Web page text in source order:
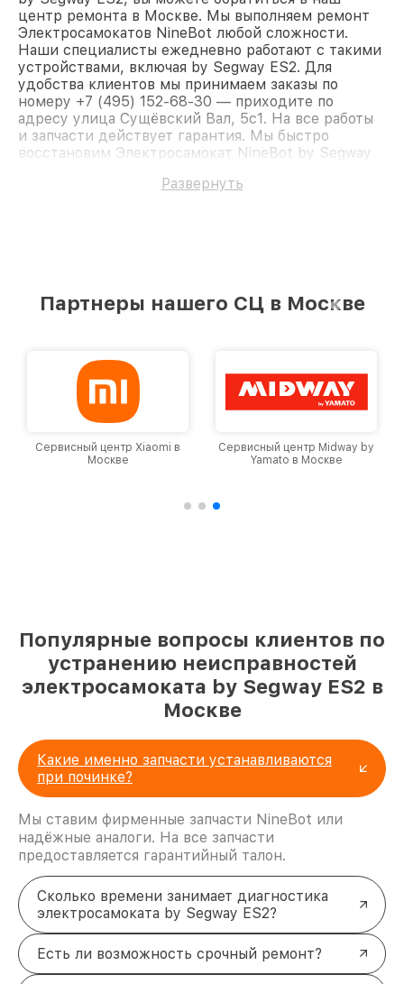
центр ремонта в Москве. Мы выполняем ремонт
Электросамокатов NineBot любой сложности.
Наши специалисты ежедневно работают с такими
устройствами, включая by Segway ES2. Для
удобства клиентов мы принимаем заказы по
номеру +7 (495) 152-68-30 — приходите по
адресу улица Сущёвский Вал, 5с1. На все работы
и запчасти действует гарантия. Мы быстро
восстановим Электросамокат NineBot by Segway
Развернуть
Партнеры нашего СЦ в Москве
Сервисный центр Xiaomi в
Москве
Сервисный центр Midway by
Yamato в Москве
Популярные вопросы клиентов по
устранению неисправностей
электросамоката by Segway ES2 в
Москве
Какие именно запчасти устанавливаются
при починке?
Мы ставим фирменные запчасти NineBot или
надёжные аналоги. На все запчасти
предоставляется гарантийный талон.
Сколько времени занимает диагностика
электросамоката by Segway ES2?
Есть ли возможность срочный ремонт?